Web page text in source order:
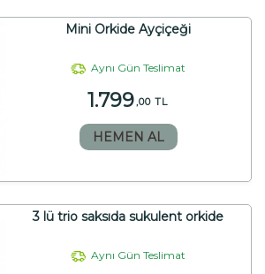
Mini Orkide Ayçiçeği
Aynı Gün Teslimat
1.799,00 TL
HEMEN AL
3 lü trio saksıda sukulent orkide
Aynı Gün Teslimat